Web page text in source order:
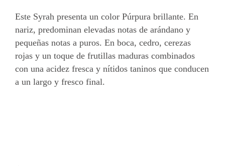
Este Syrah presenta un color Púrpura brillante. En
nariz, predominan elevadas notas de arándano y
pequeñas notas a puros. En boca, cedro, cerezas
rojas y un toque de frutillas maduras combinados
con una acidez fresca y nítidos taninos que conducen
a un largo y fresco final.